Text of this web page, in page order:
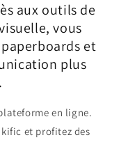
aux outils de
vous
et
plus
en ligne.
et profitez des